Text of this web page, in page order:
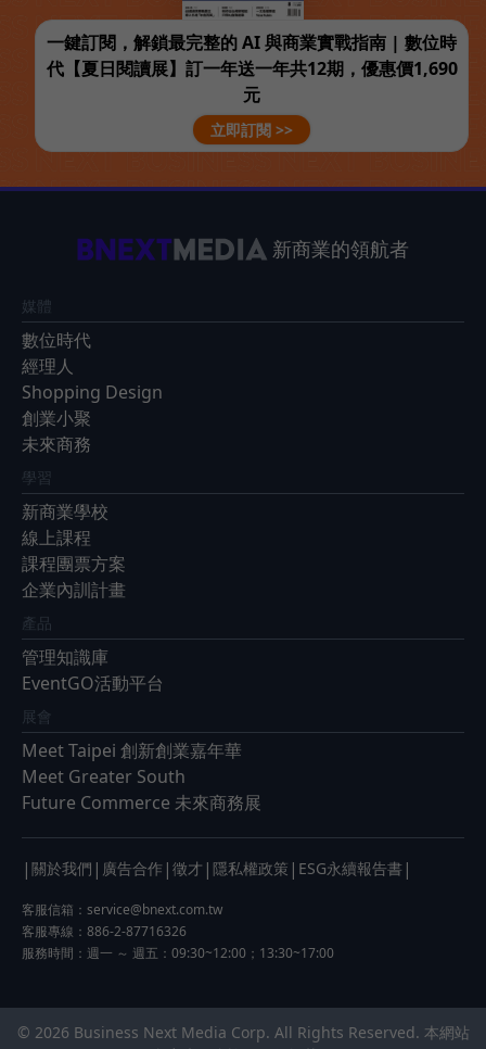
一鍵訂閱，解鎖最完整的 AI 與商業實戰指南 | 數位時
代【夏日閱讀展】訂一年送一年共12期，優惠價1,690
元
立即訂閱 >>
新商業的領航者
媒體
數位時代
經理人
Shopping Design
創業小聚
未來商務
學習
新商業學校
線上課程
課程團票方案
企業內訓計畫
產品
管理知識庫
EventGO活動平台
展會
Meet Taipei 創新創業嘉年華
Meet Greater South
Future Commerce 未來商務展
| 關於我們 | 廣告合作 | 徵才 | 隱私權政策 | ESG永續報告書 |
客服信箱： service@bnext.com.tw
客服專線：886-2-87716326
服務時間：週一 ～ 週五：09:30~12:00；13:30~17:00
© 2026 Business Next Media Corp. All Rights Reserved. 本網站